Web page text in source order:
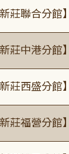
新莊聯合分館
新莊中港分
新莊西盛分
新莊福營分